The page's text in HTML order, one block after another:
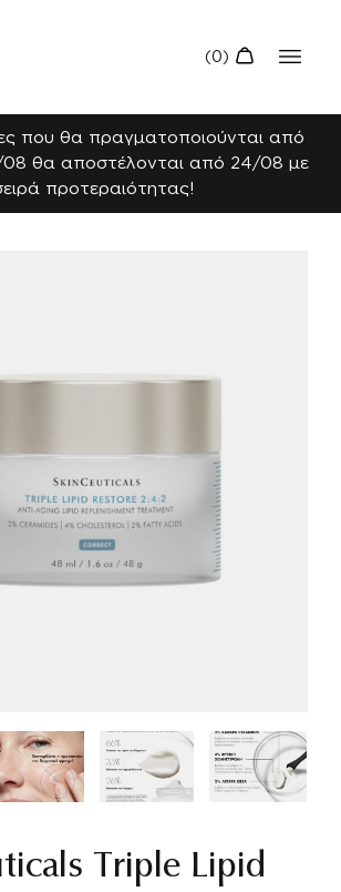
που θα πραγματοποιούνται από
θα αποστέλονται από 24/08 με
προτεραιότητας!
Triple Lipid